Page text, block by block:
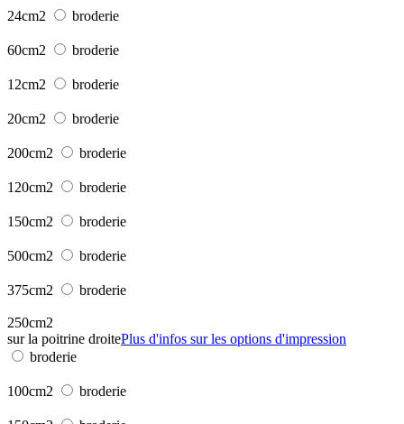
24cm2 broderie
60cm2 broderie
12cm2 broderie
20cm2 broderie
200cm2 broderie
120cm2 broderie
150cm2 broderie
500cm2 broderie
375cm2 broderie
250cm2
sur la poitrine droitePlus d'infos sur les options d'impression
broderie
100cm2 broderie